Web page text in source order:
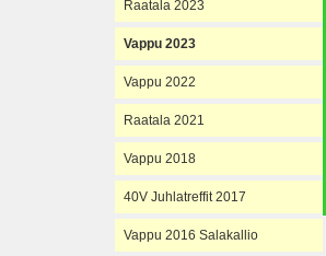
Raatala 2023
Vappu 2023
Vappu 2022
Raatala 2021
Vappu 2018
40V Juhlatreffit 2017
Vappu 2016 Salakallio